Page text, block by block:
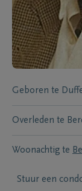
Geboren te
Overleden te
Woonachtig te
Stuur een